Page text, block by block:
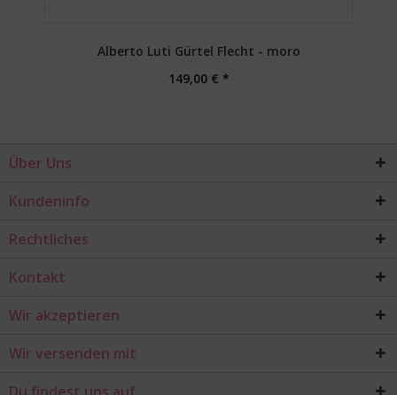
Alberto Luti Gürtel Flecht - moro
149,00 € *
Über Uns
Kundeninfo
Rechtliches
Kontakt
Wir akzeptieren
Wir versenden mit